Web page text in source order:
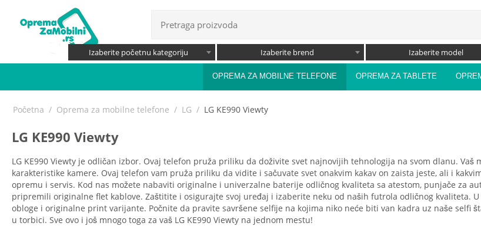
Izaberite početnu kategoriju Izaberite brend Izaberite model
OPREMA ZA MOBILNE TELEFONE OPREMA ZA TABLETE
Početna / Oprema za mobilne telefone / LG / LG KE990 Viewty
LG KE990 Viewty
LG KE990 Viewty je odličan izbor. Ovaj telefon pruža priliku da doživite svet najnovijih tehnologija na svom dlanu.
karakteristike kamere. Ovaj telefon vam pruža priliku da vidite i sačuvate svet onakvim kakav on zaista jeste, ali i
opremu i servis. Kod nas možete nabaviti originalne i univerzalne baterije odličnog kvaliteta sa atestom, punjače za
pripremili originalne flet kablove. Zaštitite i osigurajte svoj uređaj i izaberite neku od naših futrola odličnog kvaliteta.
obloge i originalne print varijante. Počnite da pravite savršene selfije na kojima niko neće biti van kadra uz naše selfi
u torbici. Sve ovo i još mnogo toga za vaš LG KE990 Viewty na jednom mestu!